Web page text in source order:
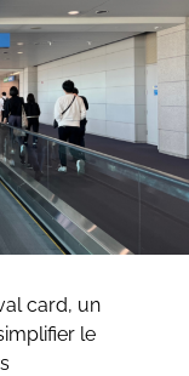
card, un
le